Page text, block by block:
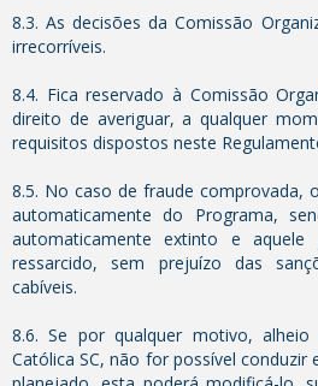
8.3. As decisões da Comissão
irrecorríveis.
8.4. Fica reservado à Comissão
direito de averiguar, a qualquer
requisitos dispostos neste
8.5. No caso de fraude comprovada,
automaticamente do Programa,
automaticamente extinto e
ressarcido, sem prejuízo das
cabíveis.
8.6. Se por qualquer motivo,
Católica SC, não for possível